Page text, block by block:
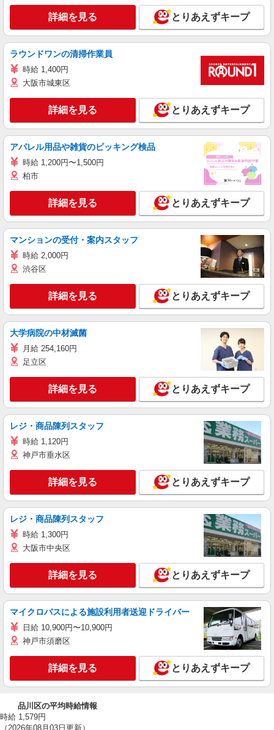
詳細を見る とりあえずキープ
ラウンドワンの清掃作業員
時給 1,400円
大阪市城東区
詳細を見る とりあえずキープ
アパレル用品や雑貨のピッキング検品
時給 1,200円〜1,500円
柏市
詳細を見る とりあえずキープ
マンションの受付・案内スタッフ
時給 2,000円
渋谷区
詳細を見る とりあえずキープ
大学病院の中材滅菌
月給 254,160円
足立区
詳細を見る とりあえずキープ
レジ・商品陳列スタッフ
時給 1,120円
神戸市垂水区
詳細を見る とりあえずキープ
レジ・商品陳列スタッフ
時給 1,300円
大阪市中央区
詳細を見る とりあえずキープ
マイクロバスによる施設利用者送迎ドライバー
日給 10,900円〜10,900円
神戸市須磨区
詳細を見る とりあえずキープ
品川区の平均時給情報
時給 1,579円
（2026年08月03日更新）